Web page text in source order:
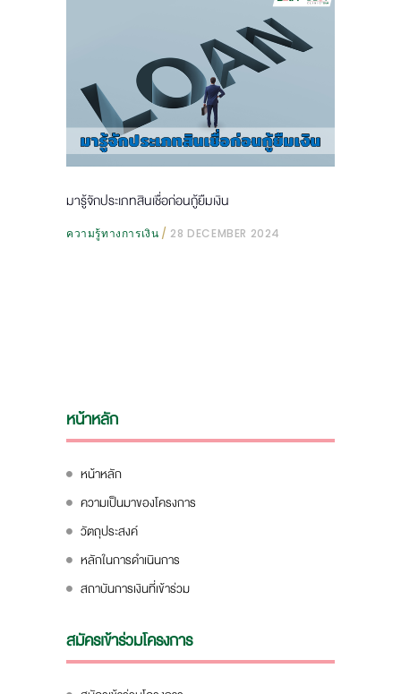
มารู้จักประเภทสินเชื่อก่อนกู้ยืมเงิน
ความรู้ทางการเงิน 28 DECEMBER 2024
หน้าหลัก
หน้าหลัก
ความเป็นมาของโครงการ
วัตถุประสงค์
หลักในการดำเนินการ
สถาบันการเงินที่เข้าร่วม
สมัครเข้าร่วมโครงการ